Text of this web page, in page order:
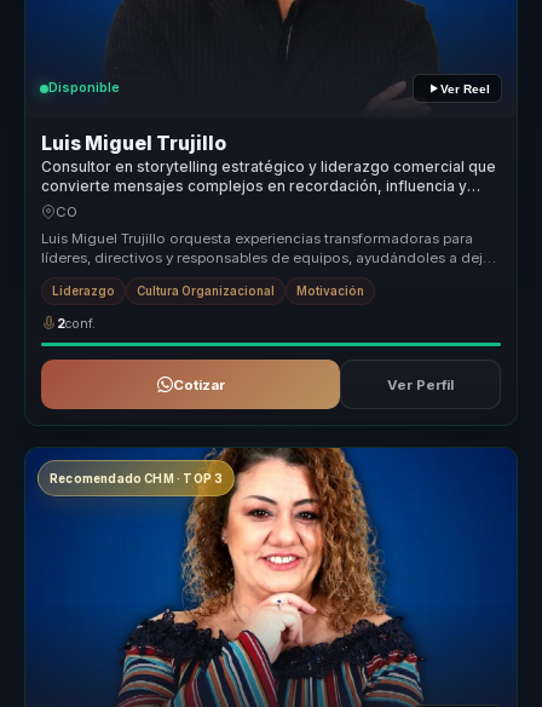
Disponible Ver Reel
Luis Miguel Trujillo
Consultor en storytelling estratégico y liderazgo comercial que
convierte mensajes complejos en recordación, influencia y
motivación para líderes y equipos.
CO
Luis Miguel Trujillo orquesta experiencias transformadoras para
líderes, directivos y responsables de equipos, ayudándoles a dejar
atrás ...
Liderazgo Cultura Organizacional Motivación
2conf.
Cotizar Ver Perfil
Recomendado CHM · TOP 3